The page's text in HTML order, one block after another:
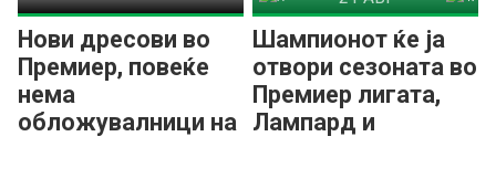
Нови дресови во
Премиер, повеќе
нема
обложувалници на
Шампионот ќе ја
отвори сезоната во
Премиер лигата,
Лампард и